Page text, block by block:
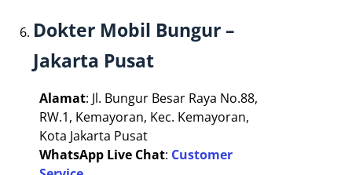
Dokter Mobil Bungur –
Jakarta Pusat
Alamat: Jl. Bungur Besar Raya No.88,
RW.1, Kemayoran, Kec. Kemayoran,
Kota Jakarta Pusat
WhatsApp Live Chat: Customer